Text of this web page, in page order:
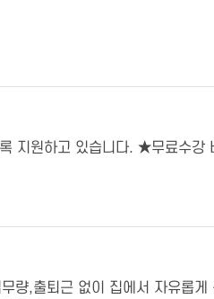
지원하고 있습니다. ★무료수
량,출퇴근 없이 집에서 자유롭